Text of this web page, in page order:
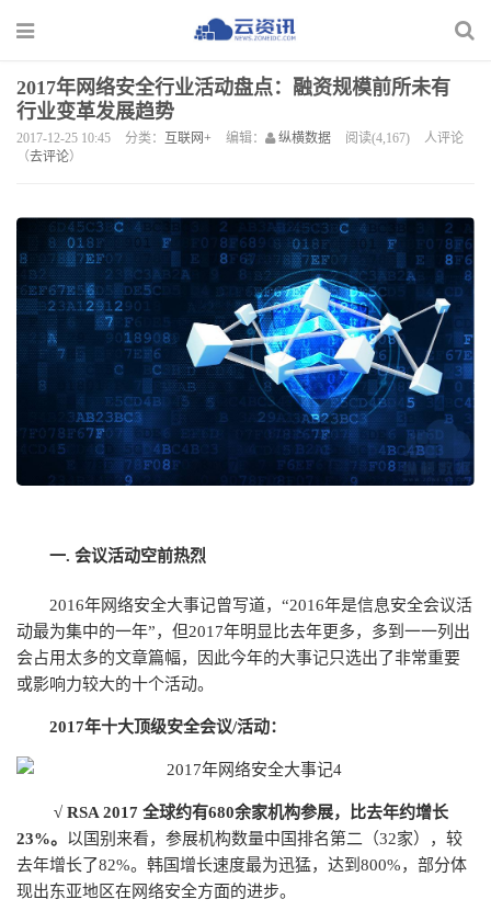
2017年网络安全行业活动盘点：融资规模前所未有
行业变革发展趋势
2017-12-25 10:45 分类： 互联网+ 编辑： 纵横数据 阅读(4,167)
人评论
（去评论）
一. 会议活动空前热烈
2016年网络安全大事记曾写道，“2016年是信息安全会议活
动最为集中的一年”，但2017年明显比去年更多，多到一一列出
会占用太多的文章篇幅，因此今年的大事记只选出了非常重要
或影响力较大的十个活动。
2017年十大顶级安全会议/活动：
√ RSA 2017 全球约有680余家机构参展，比去年约增长
23%。 以国别来看，参展机构数量中国排名第二（32家），较
去年增长了82%。韩国增长速度最为迅猛，达到800%，部分体
现出东亚地区在网络安全方面的进步。